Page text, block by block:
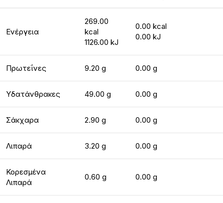
Ενέργεια
269.00
kcal
1126.00 kJ
0.00 kcal
0.00 kJ
Πρωτεΐνες 9.20 g 0.00 g
Υδατάνθρακες 49.00 g 0.00 g
Σάκχαρα 2.90 g 0.00 g
Λιπαρά 3.20 g 0.00 g
Κορεσμένα
Λιπαρά
0.60 g 0.00 g